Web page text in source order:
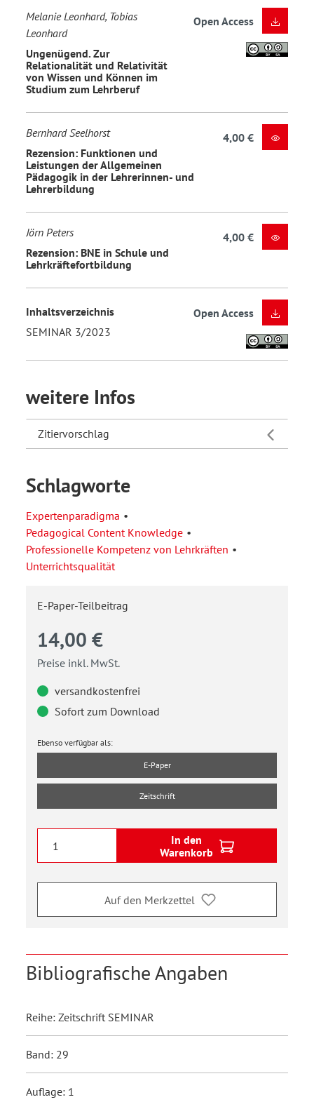
Melanie Leonhard, Tobias
Leonhard
Ungenügend. Zur
Relationalität und Relativität
von Wissen und Können im
Studium zum Lehrberuf
Open Access
Bernhard Seelhorst
Rezension: Funktionen und
Leistungen der Allgemeinen
Pädagogik in der Lehrerinnen- und
Lehrerbildung
4,00 €
Jörn Peters
Rezension: BNE in Schule und
Lehrkräftefortbildung
4,00 €
Inhaltsverzeichnis
SEMINAR 3/2023
Open Access
weitere Infos
Zitiervorschlag
Schlagworte
Expertenparadigma
Pedagogical Content Knowledge
Professionelle Kompetenz von Lehrkräften
Unterrichtsqualität
E-Paper-Teilbeitrag
14,00 €
Preise inkl. MwSt.
versandkostenfrei
Sofort zum Download
Ebenso verfügbar als:
E-Paper
Zeitschrift
In den
Warenkorb
Auf den Merkzettel
Bibliografische Angaben
Reihe: Zeitschrift SEMINAR
Band: 29
Auflage: 1